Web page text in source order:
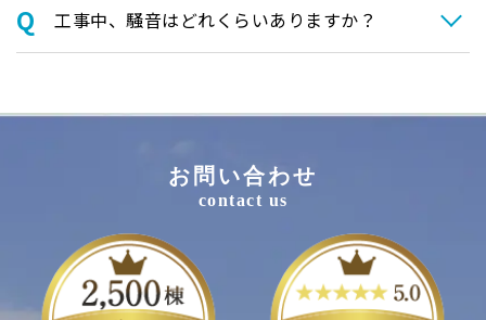
⼯事中、騒⾳はどれくらいありますか？
お問い合わせ
contact us